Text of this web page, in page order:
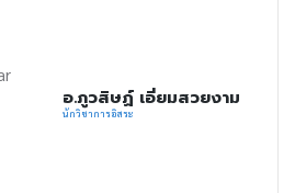
อ.ภูวสิษฏ์ เอี่ยมสวยงาม
นักวิชาการอิสระ